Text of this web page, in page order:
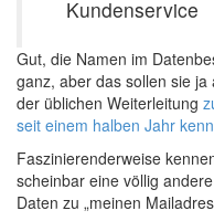
Kundenservice
Gut, die Namen im
ganz, aber das sollen sie
der üblichen Weiterleitung
seit einem halben Jahr
Faszinierenderweise
scheinbar eine völlig
Daten zu „meinen